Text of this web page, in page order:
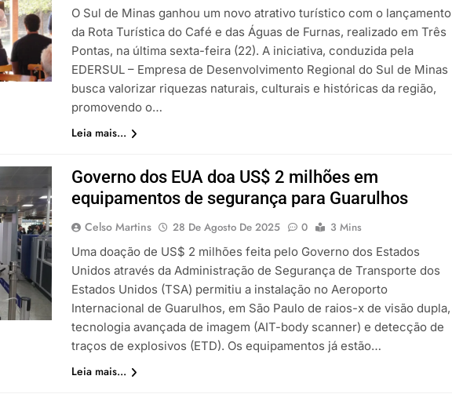
O Sul de Minas ganhou um novo atrativo turístico com o lançamento
da Rota Turística do Café e das Águas de Furnas, realizado em Três
Pontas, na última sexta-feira (22). A iniciativa, conduzida pela
EDERSUL – Empresa de Desenvolvimento Regional do Sul de Minas
busca valorizar riquezas naturais, culturais e históricas da região,
promovendo o…
Leia mais...
Governo dos EUA doa US$ 2 milhões em
equipamentos de segurança para Guarulhos
Celso Martins 28 De Agosto De 2025 0
3 Mins
Uma doação de US$ 2 milhões feita pelo Governo dos Estados
Unidos através da Administração de Segurança de Transporte dos
Estados Unidos (TSA) permitiu a instalação no Aeroporto
Internacional de Guarulhos, em São Paulo de raios-x de visão dupla,
tecnologia avançada de imagem (AIT-body scanner) e detecção de
traços de explosivos (ETD). Os equipamentos já estão…
Leia mais...